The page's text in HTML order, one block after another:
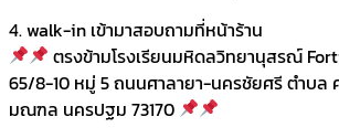
4. walk-in เข้ามาสอบถามที่หน้าร้าน
ตรงข้ามโรงเรียนมหิดลวิทยานุสรณ์
65/8-10 หมู่ 5 ถนนศาลายา-นครชัยศรี ตำบล
มณฑล นครปฐม 73170